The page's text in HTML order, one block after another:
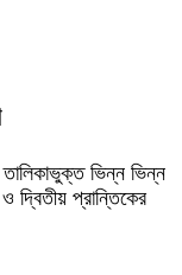
তালিকাভুক্ত ভিন্ন ভিন্ন
দ্বিতীয় প্রান্তিকের